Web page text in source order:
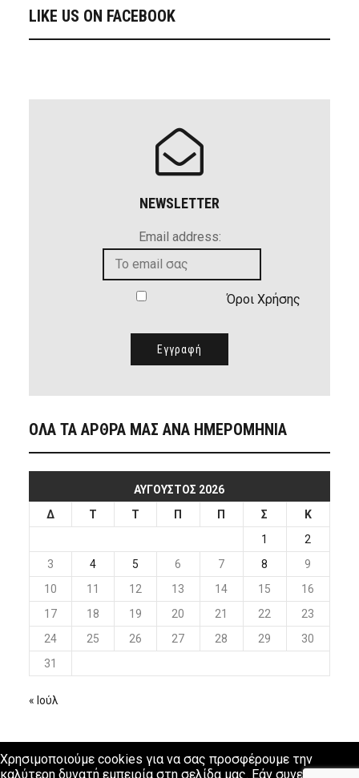
LIKE US ON FACEBOOK
NEWSLETTER
Email address:
Όροι Χρήσης
ΟΛΑ ΤΑ ΑΡΘΡΑ ΜΑΣ ΑΝΑ ΗΜΕΡΟΜΗΝΙΑ
ΑΎΓΟΥΣΤΟΣ 2026
Δ
Τ Τ Π Π Σ
Κ
1
2
3
4 5 6 7 8
9
10
11 12 13 14 15
16
17
18 19 20 21 22
23
24
25 26 27 28 29
30
31
« Ιούλ
Χρησιμοποιούμε cookies για να σας προσφέρουμε την
καλύτερη δυνατή εμπειρία στη σελίδα μας. Εάν συνεχίσετε να